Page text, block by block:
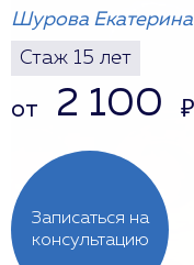
Записаться на
консультацию
Шурова
Стаж 15 лет
от 2 100 ₽